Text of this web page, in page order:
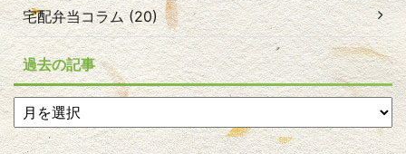
宅配弁当コラム (20)
過去の記事